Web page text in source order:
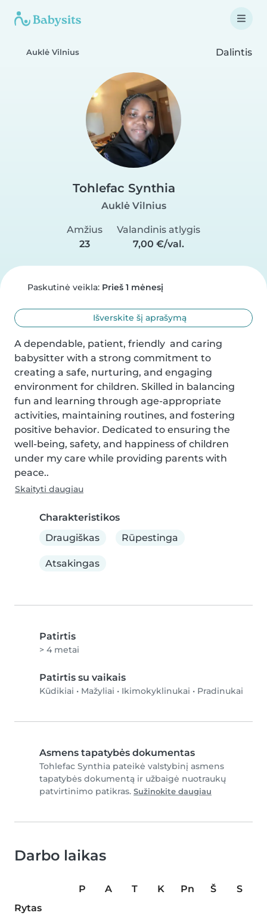
Auklė Vilnius Dalintis
Tohlefac Synthia
Auklė Vilnius
Amžius
23
Valandinis atlygis
7,00 €/val.
Paskutinė veikla: Prieš 1 mėnesį
Išverskite šį aprašymą
A dependable, patient, friendly  and caring
babysitter with a strong commitment to
creating a safe, nurturing, and engaging
environment for children. Skilled in balancing
fun and learning through age-appropriate
activities, maintaining routines, and fostering
positive behavior. Dedicated to ensuring the
well-being, safety, and happiness of children
under my care while providing parents with
peace..
Skaityti daugiau
Charakteristikos
Draugiškas
Rūpestinga
Atsakingas
Patirtis
> 4 metai
Patirtis su vaikais
Kūdikiai • Mažyliai • Ikimokyklinukai • Pradinukai
Asmens tapatybės dokumentas
Tohlefac Synthia pateikė valstybinį asmens
tapatybės dokumentą ir užbaigė nuotraukų
patvirtinimo patikras. Sužinokite daugiau
Darbo laikas
P A T K Pn Š
S
Rytas